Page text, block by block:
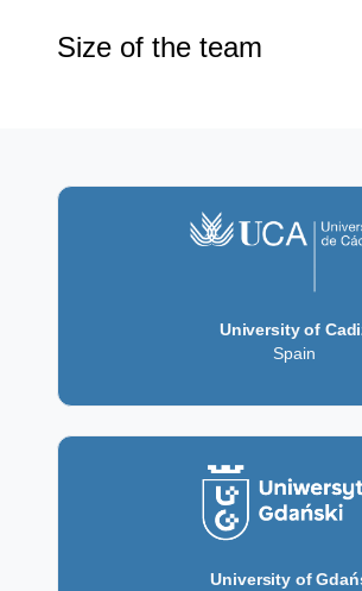
Size of the team
University of
Spain
University of